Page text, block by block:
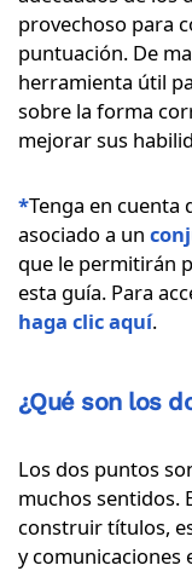
provechoso para
puntuación. De
herramienta útil
sobre la forma
mejorar sus
*Tenga en cuenta
asociado a un
que le permitirán
esta guía. Para
haga clicaquí.
¿Qué son los
Los dos puntos
muchos sentidos.
construir títulos,
y comunicaciones